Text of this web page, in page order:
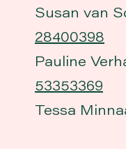
Susan van
28400398
Pauline
53353369
Tessa